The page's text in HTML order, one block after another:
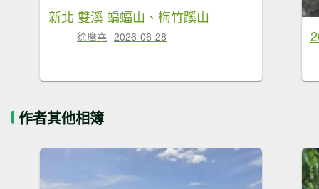
新北 雙溪 蝙蝠山、梅竹蹊山
徐廣堯 2026-06-28
作者其他相簿